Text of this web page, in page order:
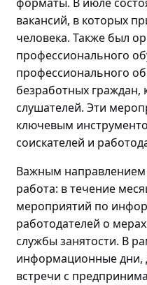
вакансий, в которых
человека. Также был
профессионального
профессионального
безработных граждан,
слушателей. Эти
ключевым
соискателей и
Важным направлением
работа: в течение
мероприятий по
работодателей о
службы занятости. В
информационные дни,
встречи с